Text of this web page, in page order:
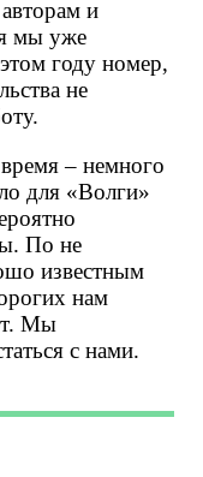
и
мы уже
году номер,
не
– немного
для «Волги»
По не
известным
нам
Мы
с нами.